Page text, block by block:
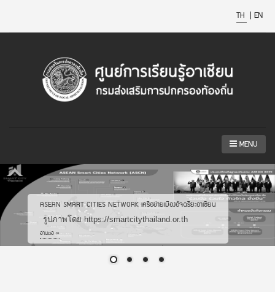
TH | EN
MENU
บทความที่เกี่ยวข้องกับอาเซียน
รูปภาพโดย ศูนย์การเรียนรู้อาเซียน กรมส่งเสริมการปกครอง
ท้องถิ่น
อ่านต่อ »